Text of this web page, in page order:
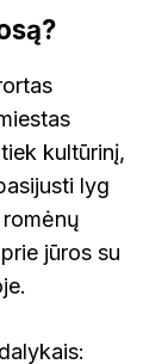
kultūrinį,
lyg
jūros su